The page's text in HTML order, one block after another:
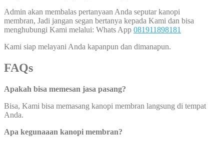
Admin akan membalas pertanyaan Anda seputar kanopi
membran, Jadi jangan segan bertanya kepada Kami dan bisa
menghubungi Kami melalui: Whats App 081911898181
Kami siap melayani Anda kapanpun dan dimanapun.
FAQs
Apakah bisa memesan jasa pasang?
Bisa, Kami bisa memasang kanopi membran langsung di tempat
Anda.
Apa kegunaaan kanopi membran?